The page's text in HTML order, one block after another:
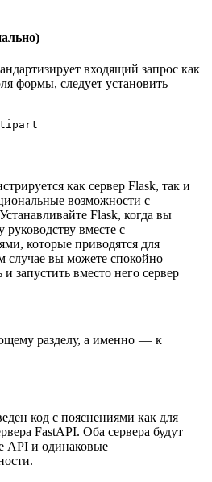
входящий запрос как
формы, следует установить
как сервер Flask, так и
возможности с
Flask, когда вы
руководству вместе с
которые приводятся для
случае вы можете спокойно
запустить вместо него сервер
разделу, а именно — к
код с пояснениями как для
FastAPI. Оба сервера будут
API и одинаковые